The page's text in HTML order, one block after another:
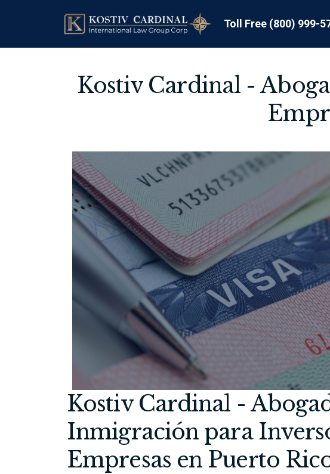
Toll Free (800) 999-
Kostiv Cardinal -
Kostiv Cardinal -
Inmigración para
Empresas en Puerto